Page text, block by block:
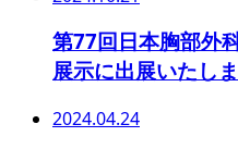
第77回日本胸部外
展示に出展いたし
2024.04.24